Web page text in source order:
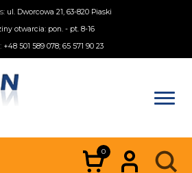
ul. Dworcowa 21, 63-820 Piaski
otwarcia: pon. - pt. 8-16
+48 501 589 078; 65 571 90 23
0